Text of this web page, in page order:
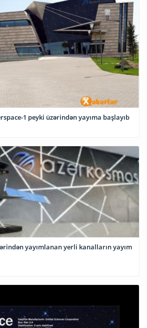
Azerspace-1 peyki üzərindən yayıma başlayıb
yayımlanan yerli kanalların yayım